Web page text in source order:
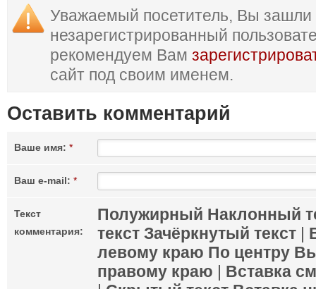
Уважаемый посетитель, Вы зашли
незарегистрированный
рекомендуем Вам
сайт под своим именем.
Оставить комментарий
Ваше имя: *
Ваш e-mail: *
Текст
комментария:
Полужирный Наклонный
текст Зачёркнутый текст |
левому краю По центру
правому краю | Вставка